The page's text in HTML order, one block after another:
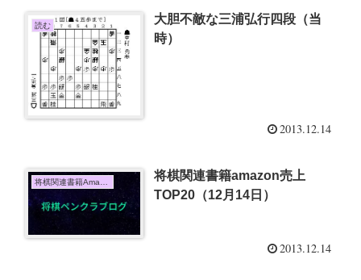
読む
大胆不敵な三浦弘行四段（当
時）
2013.12.14
将棋関連書籍Amazon売上TOP10
将棋関連書籍amazon売上
TOP20（12月14日）
2013.12.14